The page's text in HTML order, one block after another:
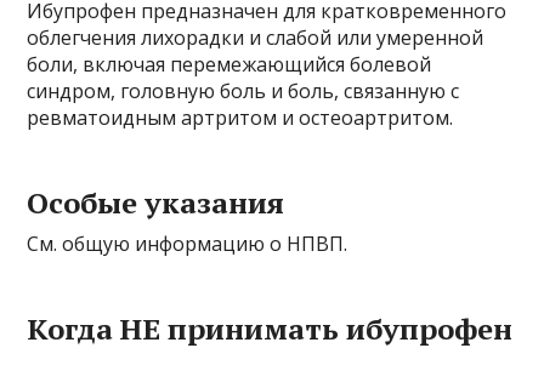
Ибупрофен предназначен для кратковременного
облегчения лихорадки и слабой или умеренной
боли, включая перемежающийся болевой
синдром, головную боль и боль, связанную с
ревматоидным артритом и остеоартритом.
Особые указания
См. общую информацию о НПВП.
Когда НЕ принимать ибупрофен